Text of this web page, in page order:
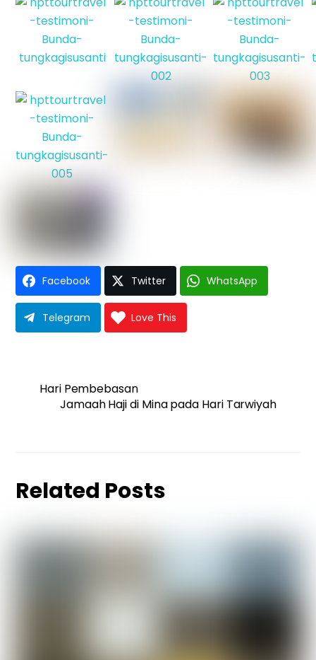
Facebook Twitter WhatsApp
Telegram Love This
Hari Pembebasan
Jamaah Haji di Mina pada Hari Tarwiyah
Related Posts